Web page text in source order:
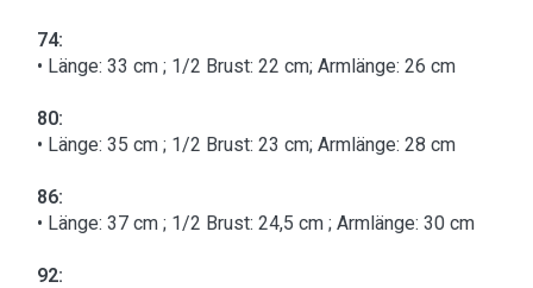
74:
• Länge: 33 cm ; 1/2 Brust: 22 cm; Armlänge: 26 cm
80:
• Länge: 35 cm ; 1/2 Brust: 23 cm; Armlänge: 28 cm
86:
• Länge: 37 cm ; 1/2 Brust: 24,5 cm ; Armlänge: 30 cm
92: